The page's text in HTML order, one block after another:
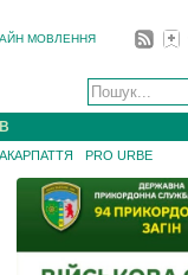
МОВЛЕННЯ
PRO URBE